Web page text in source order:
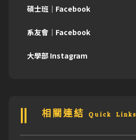
碩士班｜Facebook
系友會｜Facebook
大學部 Instagram
相關連結 Quick Links